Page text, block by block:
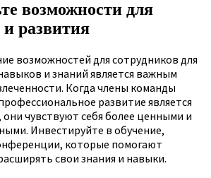
возможности для
и развития
возможностей для сотрудников для
и знаний является важным
Когда члены команды
развитие является
чувствуют себя более ценными и
Инвестируйте в обучение,
которые помогают
свои знания и навыки.